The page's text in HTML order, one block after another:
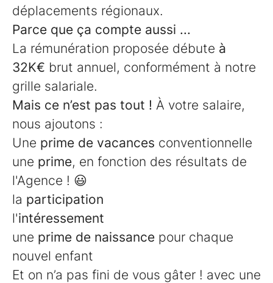
déplacements régionaux.
Parce que ça compte aussi ...
La rémunération proposée débute à
32K€ brut annuel, conformément à notre
grille salariale.
Mais ce n’est pas tout ! À votre salaire,
nous ajoutons :
Une prime de vacances conventionnelle
une prime, en fonction des résultats de
l'Agence ! 😃
la participation
l'intéressement
une prime de naissance pour chaque
nouvel enfant
Et on n’a pas fini de vous gâter ! avec une